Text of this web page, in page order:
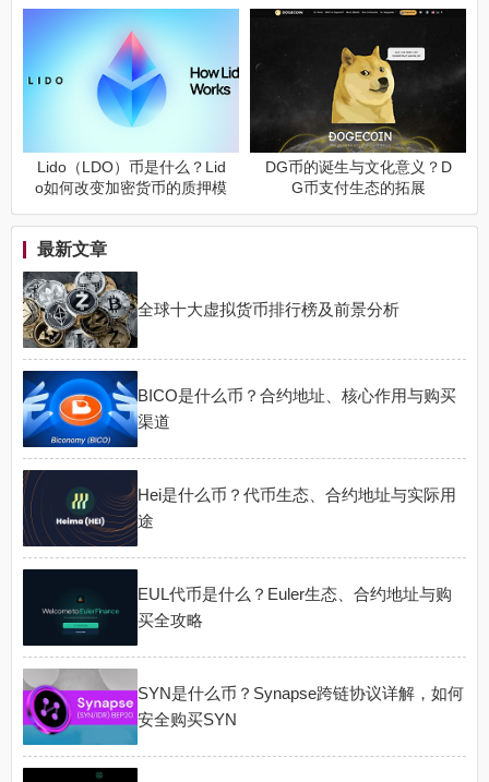
方式
Lido（LDO）币是什么？Lid
o如何改变加密货币的质押模
DG币的诞生与文化意义？D
G币支付生态的拓展
最新文章
全球十大虚拟货币排行榜及前景分析
BICO是什么币？合约地址、核心作用与购买
渠道
Hei是什么币？代币生态、合约地址与实际用
途
EUL代币是什么？Euler生态、合约地址与购
买全攻略
SYN是什么币？Synapse跨链协议详解，如何
安全购买SYN